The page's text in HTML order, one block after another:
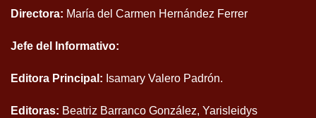
Directora: María del Carmen Hernández Ferrer
Jefe del Informativo:
Editora Principal: Isamary Valero Padrón.
Editoras: Beatriz Barranco González, Yarisleidys